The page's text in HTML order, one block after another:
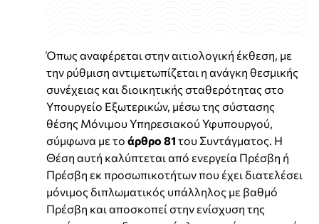
Όπως αναφέρεται στην αιτιολογική έκθεση, με
την ρύθμιση αντιμετωπίζεται η ανάγκη θεσμικής
συνέχειας και διοικητικής σταθερότητας στο
Υπουργείο Εξωτερικών, μέσω της σύστασης
θέσης Μόνιμου Υπηρεσιακού Υφυπουργού,
σύμφωνα με το άρθρο 81 του Συντάγματος. Η
Θέση αυτή καλύπτεται από ενεργεία Πρέσβη ή
Πρέσβη εκ προσωπικοτήτων που έχει διατελέσει
μόνιμος διπλωματικός υπάλληλος με βαθμό
Πρέσβη και αποσκοπεί στην ενίσχυση της